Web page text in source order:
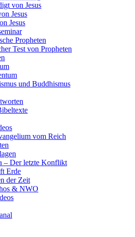
von Jesus
Jesus
Jesus
Propheten
Test von Propheten
und Buddhismus
vom Reich
– Der letzte Konflikt
Erde
der Zeit
& NWO